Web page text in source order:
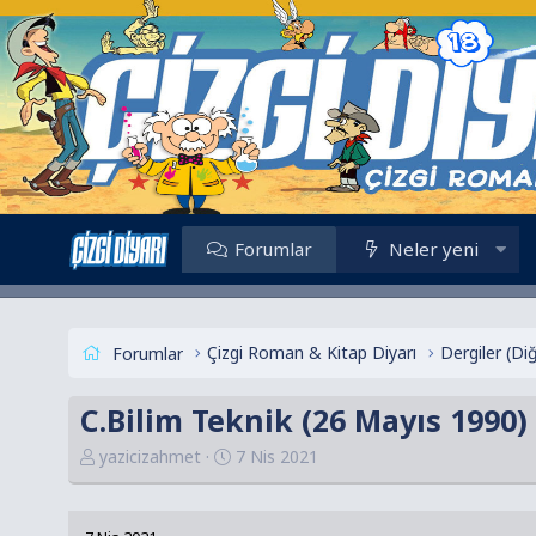
Forumlar Neler yeni
Forumlar Çizgi Roman & Kitap Diyarı Dergiler
C.Bilim Teknik (26 Mayıs 1990)
K
o
yazicizahmet
B
a
7 Nis 2021